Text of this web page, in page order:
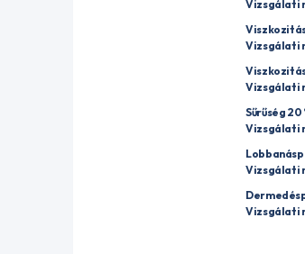
Vizsgálati
Vizsgálati
Vizsgálati
Sűrűség 20
Vizsgálati
Vizsgálati
Vizsgálati